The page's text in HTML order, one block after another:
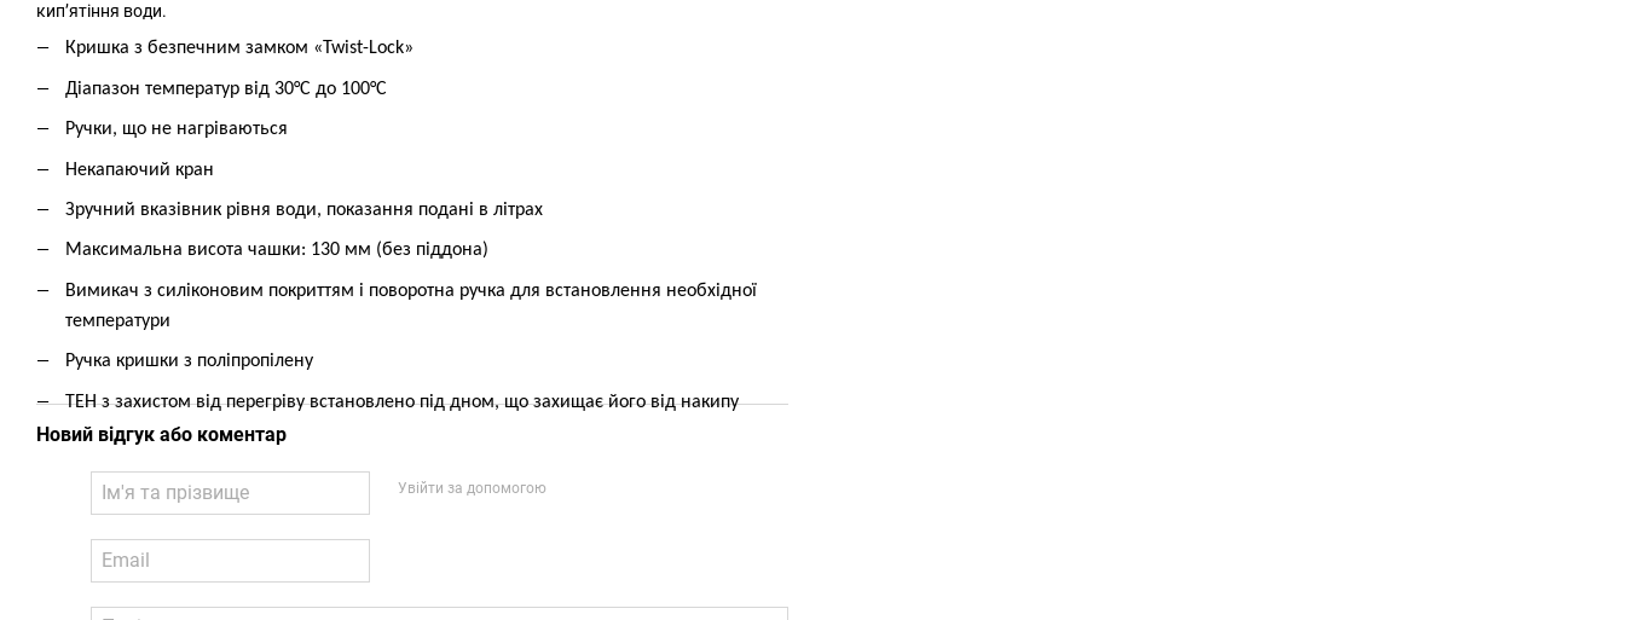
кип’ятіння води.
Кришка з безпечним замком «Twist-Lock»
Діапазон температур від 30°C до 100°C
Ручки, що не нагріваються
Некапаючий кран
Зручний вказівник рівня води, показання подані в літрах
Максимальна висота чашки: 130 мм (без піддона)
Вимикач з силіконовим покриттям і поворотна ручка для встановлення необхідної
температури
Ручка кришки з поліпропілену
ТЕН з захистом від перегріву встановлено під дном, що захищає його від накипу
Новий відгук або коментар
Увійти за допомогою